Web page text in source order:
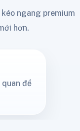
ngang premium
hơn.
để